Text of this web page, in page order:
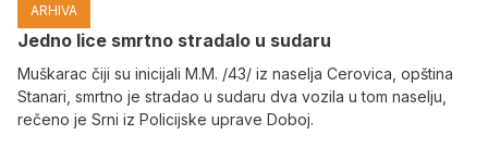
ARHIVA
Јedno lice smrtno stradalo u sudaru
Muškarac čiji su inicijali M.M. /43/ iz naselja Cerovica, opština
Stanari, smrtno je stradao u sudaru dva vozila u tom naselju,
rečeno je Srni iz Policijske uprave Doboj.